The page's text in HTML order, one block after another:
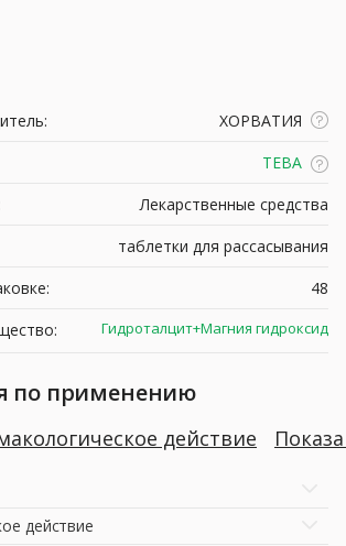
ХОРВАТИЯ
ТЕВА
Лекарственные средства
таблетки для рассасывания
48
Гидроталцит+Магния гидроксид
по применению
действие
действие